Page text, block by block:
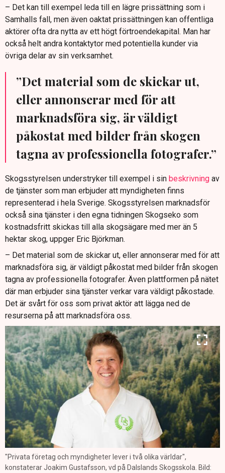
– Det kan till exempel leda till en lägre prissättning som i
Samhalls fall, men även oaktat prissättningen kan offentliga
aktörer ofta dra nytta av ett högt förtroendekapital. Man har
också helt andra kontaktytor med potentiella kunder via
övriga delar av sin verksamhet.
”Det material som de skickar ut,
eller annonserar med för att
marknadsföra sig, är väldigt
påkostat med bilder från skogen
tagna av professionella fotografer.”
Skogsstyrelsen understryker till exempel i sin beskrivning av
de tjänster som man erbjuder att myndigheten finns
representerad i hela Sverige. Skogsstyrelsen marknadsför
också sina tjänster i den egna tidningen Skogseko som
kostnadsfritt skickas till alla skogsägare med mer än 5
hektar skog, uppger Eric Björkman.
– Det material som de skickar ut, eller annonserar med för att
marknadsföra sig, är väldigt påkostat med bilder från skogen
tagna av professionella fotografer. Även plattformen på nätet
där man erbjuder sina tjänster verkar vara väldigt påkostade.
Det är svårt för oss som privat aktör att lägga ned de
resurserna på att marknadsföra oss.
"Privata företag och myndigheter lever i två olika världar",
konstaterar Joakim Gustafsson, vd på Dalslands Skogsskola. Bild: